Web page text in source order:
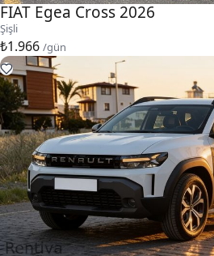
FIAT Egea Cross 2026
Şişli
₺1.966 /gün